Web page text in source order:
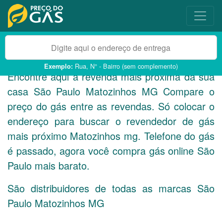
Exemplo: Rua, N° - Bairro (sem complemento)
Encontre aqui a revenda mais próxima da sua
casa São Paulo Matozinhos MG Compare o
preço do gás entre as revendas. Só colocar o
endereço para buscar o revendedor de gás
mais próximo Matozinhos mg. Telefone do gás
é passado, agora você compra gás online São
Paulo mais barato.
São distribuidores de todas as marcas São
Paulo Matozinhos MG